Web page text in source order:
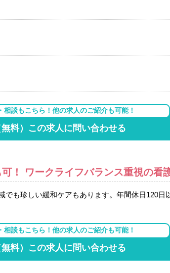
相談もこちら！他の求人のご紹介も可能！
無料）この求人に問い合わせる
！ ワークライフバランス重視の看
も珍しい緩和ケアもあります。年間休日120
相談もこちら！他の求人のご紹介も可能！
無料）この求人に問い合わせる